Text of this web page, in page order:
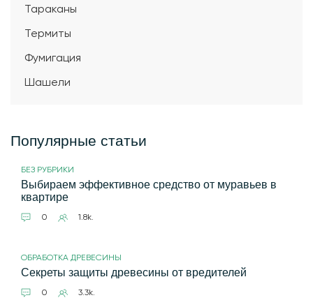
Тараканы
Термиты
Фумигация
Шашели
Популярные статьи
БЕЗ РУБРИКИ
Выбираем эффективное средство от муравьев в
квартире
0 1.8k.
ОБРАБОТКА ДРЕВЕСИНЫ
Секреты защиты древесины от вредителей
0 3.3k.